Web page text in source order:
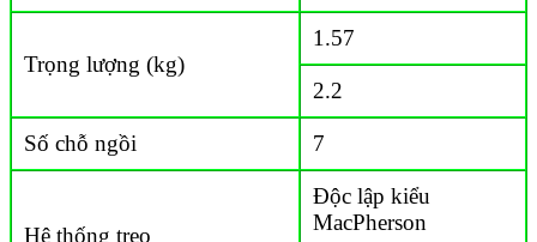
Trọng lượng (kg)
1.57
2.2
Số chỗ ngồi 7
Hệ thống treo
Độc lập kiểu
MacPherson